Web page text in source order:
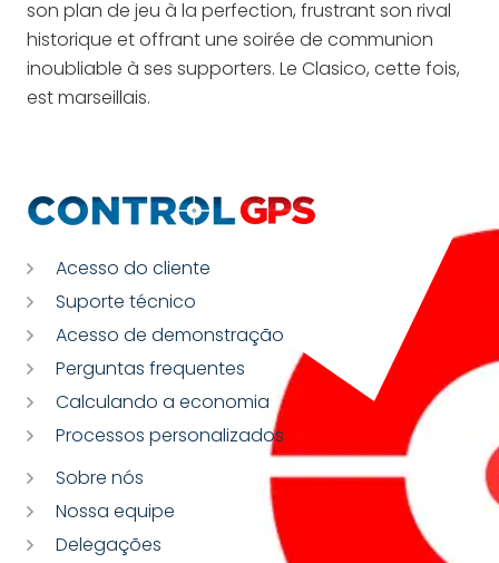
son plan de jeu à la perfection, frustrant son rival
historique et offrant une soirée de communion
inoubliable à ses supporters. Le Clasico, cette fois,
est marseillais.
Acesso do cliente
Suporte técnico
Acesso de demonstração
Perguntas frequentes
Calculando a economia
Processos personalizados
Sobre nós
Nossa equipe
Delegações